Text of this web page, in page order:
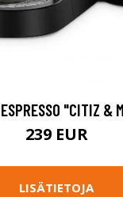
"CITIZ &
239 EUR
LISÄTIETOJA